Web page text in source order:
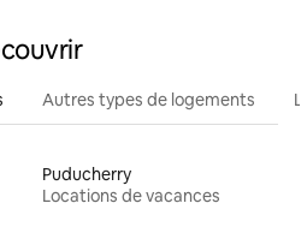
Autres types de logements
Puducherry
Locations de vacances